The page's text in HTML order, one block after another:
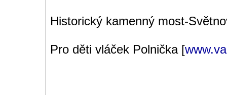
Historický kamenný most-
Pro děti vláček Polnička [